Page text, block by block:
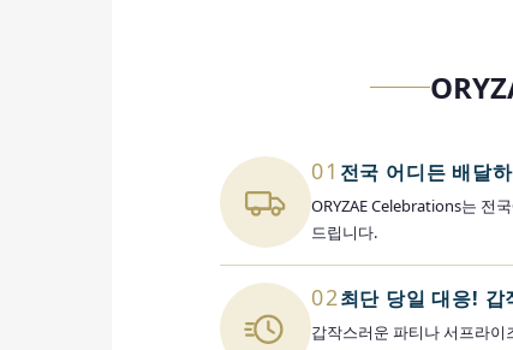
01 전국 어디든 배달
ORYZAE Celebrations는 전
드립니다.
02최단 당일 대응! 갑
갑작스러운 파티나 서프라이